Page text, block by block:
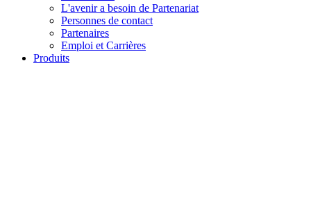
L'avenir a besoin de Partenariat
Personnes de contact
Partenaires
Emploi et Carrières
Produits